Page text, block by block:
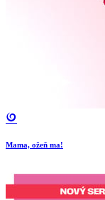
Mama, ožeň ma!